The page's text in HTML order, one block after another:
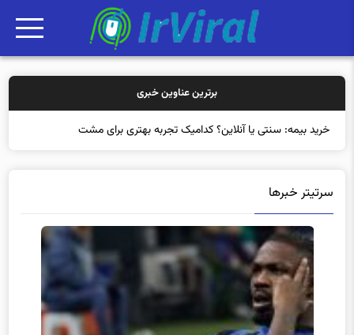
برترین عناوین خبری
خرید بیمه: سنتی یا آنلاین؟ کدامیک تجربه بهتری برای مشتریان ایجاد
سرتیتر خبرها